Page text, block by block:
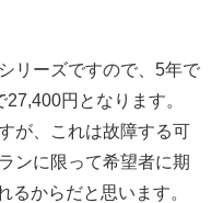
リーズですので、5年で
円となります。
が、これは故障する可
ンに限って希望者に期
るからだと思います。